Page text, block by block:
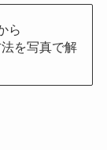
ら
を写真で解